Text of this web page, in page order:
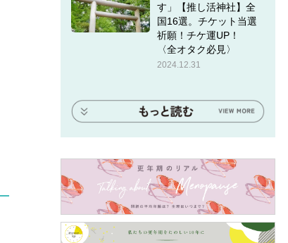
す」【推し活神社】全
国16選。チケット当選
祈願！チケ運UP！
〈全オタク必見〉
2024.12.31